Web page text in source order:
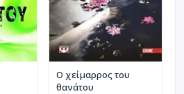
Ο χείμαρρος του
θανάτου